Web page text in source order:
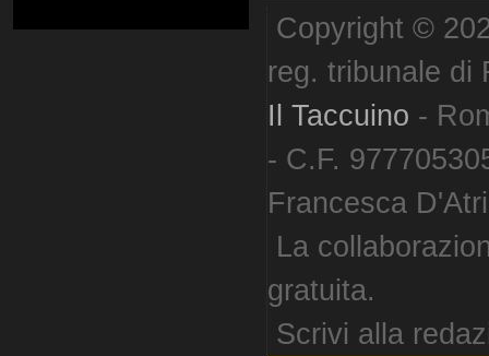
Copyright ©
reg. tribunale di
Il Taccuino -
- C.F.
Francesca
La
gratuita.
Scrivi alla